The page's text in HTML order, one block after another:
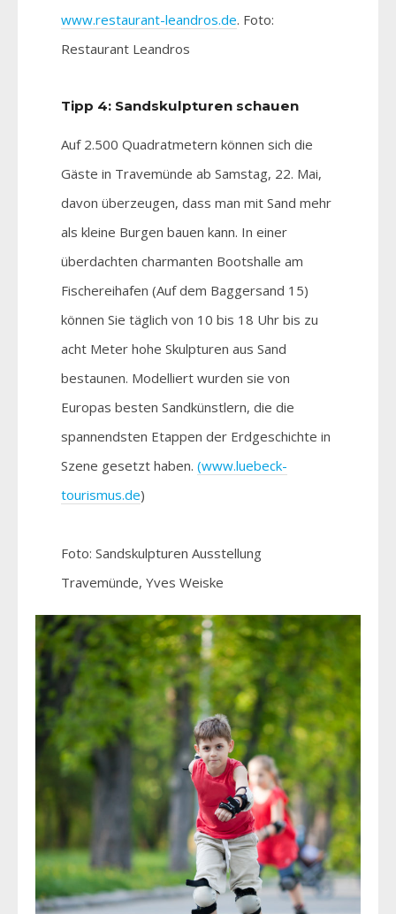
www.restaurant-leandros.de. Foto:
Restaurant Leandros
Tipp 4: Sandskulpturen schauen
Auf 2.500 Quadratmetern können sich die
Gäste in Travemünde ab Samstag, 22. Mai,
davon überzeugen, dass man mit Sand mehr
als kleine Burgen bauen kann. In einer
überdachten charmanten Bootshalle am
Fischereihafen (Auf dem Baggersand 15)
können Sie täglich von 10 bis 18 Uhr bis zu
acht Meter hohe Skulpturen aus Sand
bestaunen. Modelliert wurden sie von
Europas besten Sandkünstlern, die die
spannendsten Etappen der Erdgeschichte in
Szene gesetzt haben.(www.luebeck-
tourismus.de)
Foto: Sandskulpturen Ausstellung
Travemünde, Yves Weiske